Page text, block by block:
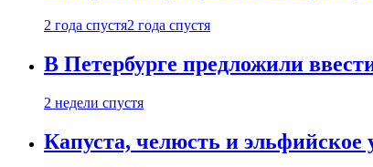
2 года спустя2 года спустя
В Петербурге предложили
2 недели спустя
Капуста, челюсть и